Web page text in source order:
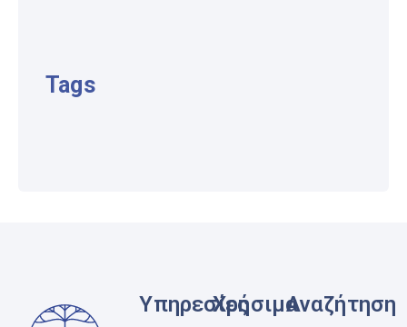
Tags
ΥπηρεσίεςΧρήσιμαΑναζήτηση